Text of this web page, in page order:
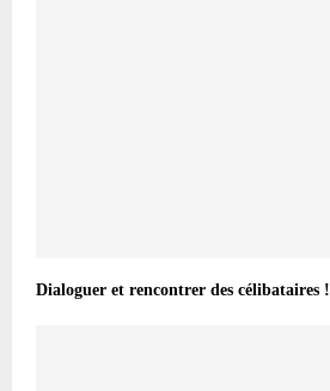
Dialoguer et rencontrer des célibataires !